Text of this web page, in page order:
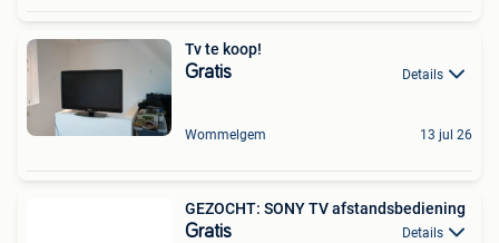
Tv te koop!
Gratis Details
Wommelgem 13 jul 26
GEZOCHT: SONY TV afstandsbediening
Gratis Details